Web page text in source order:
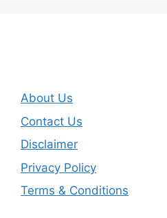
About Us
Contact Us
Disclaimer
Privacy Policy
Terms & Conditions